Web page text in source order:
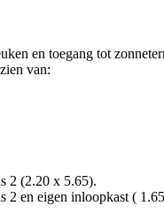
en toegang tot
van:
2 (2.20 x 5.65).
2 en eigen inloopkast (